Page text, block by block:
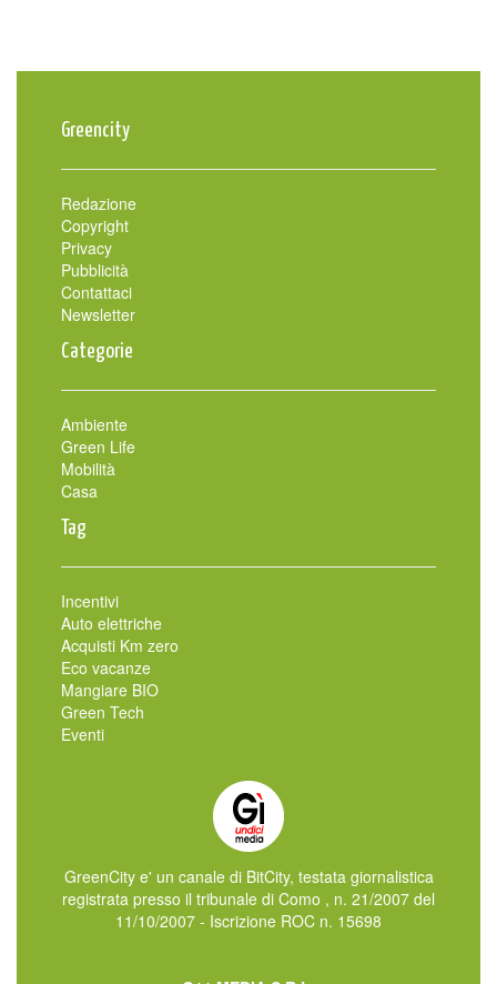
Greencity
Redazione
Copyright
Privacy
Pubblicità
Contattaci
Newsletter
Categorie
Ambiente
Green Life
Mobilità
Casa
Tag
Incentivi
Auto elettriche
Acquisti Km zero
Eco vacanze
Mangiare BIO
Green Tech
Eventi
GreenCity e' un canale di BitCity, testata giornalistica
registrata presso il tribunale di Como , n. 21/2007 del
11/10/2007 - Iscrizione ROC n. 15698